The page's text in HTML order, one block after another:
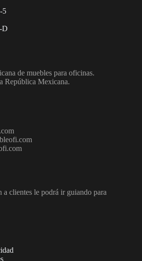
5
D
de muebles para oficinas.
República Mexicana.
a clientes le podrá ir guiando para